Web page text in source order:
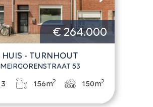
€ 264.000
HUIS - TURNHOUT
MEIRGORENSTRAAT 53
3 156m2 150m2